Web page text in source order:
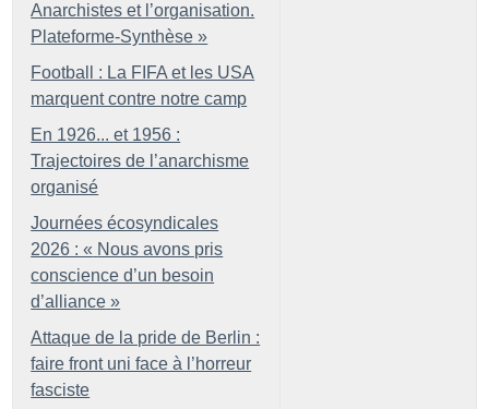
Anarchistes et l’organisation.
Plateforme-Synthèse »
Football : La FIFA et les USA
marquent contre notre camp
En 1926... et 1956 :
Trajectoires de l’anarchisme
organisé
Journées écosyndicales
2026 : « Nous avons pris
conscience d’un besoin
d’alliance »
Attaque de la pride de Berlin :
faire front uni face à l’horreur
fasciste